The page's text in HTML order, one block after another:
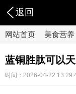
返回
网站首页 美食营养
蓝铜胜肽可以
时间：2026-04-22